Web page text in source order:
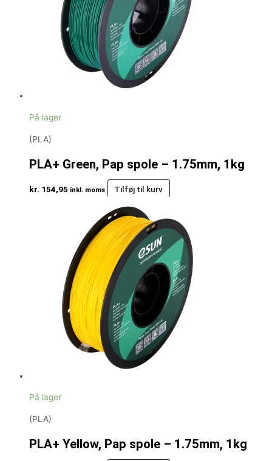
På lager
(PLA)
PLA+ Green, Pap spole – 1.75mm, 1kg
kr. 154,95 inkl. moms Tilføj til kurv
På lager
(PLA)
PLA+ Yellow, Pap spole – 1.75mm, 1kg